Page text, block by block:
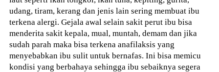
udang, tiram, kerang dan jenis lain sering membuat ibu
terkena alergi. Gejala awal selain sakit perut ibu bisa
menderita sakit kepala, mual, muntah, demam dan jika
sudah parah maka bisa terkena anafilaksis yang
menyebabkan ibu sulit untuk bernafas. Ini bisa memicu
kondisi yang berbahaya sehingga ibu sebaiknya segera